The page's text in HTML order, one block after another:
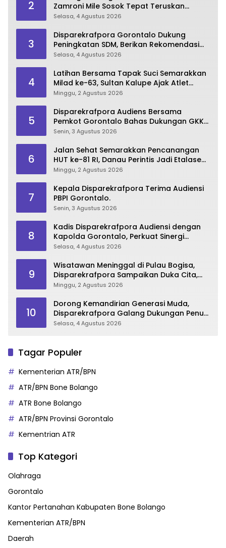
2
Zamroni Mile Sosok Tepat Teruskan
Pembangunan Bone Bolango
Selasa, 4 Agustus 2026
3
Disparekrafpora Gorontalo Dukung
Peningkatan SDM, Berikan Rekomendasi
Studi S3 bagi Pegawai
Selasa, 4 Agustus 2026
4
Latihan Bersama Tapak Suci Semarakkan
Milad ke-63, Sultan Kalupe Ajak Atlet
Lestarikan Budaya Bela Diri
Minggu, 2 Agustus 2026
5
Disparekrafpora Audiens Bersama
Pemkot Gorontalo Bahas Dukungan GKK
2026
Senin, 3 Agustus 2026
6
Jalan Sehat Semarakkan Pencanangan
HUT ke-81 RI, Danau Perintis Jadi Etalase
Wisata Gorontalo
Minggu, 2 Agustus 2026
7
Kepala Disparekrafpora Terima Audiensi
PBPI Gorontalo.
Senin, 3 Agustus 2026
8
Kadis Disparekrafpora Audiensi dengan
Kapolda Gorontalo, Perkuat Sinergi
Sukseskan Gorontalo Karnaval Karawo
Selasa, 4 Agustus 2026
9
Wisatawan Meninggal di Pulau Bogisa,
Disparekrafpora Sampaikan Duka Cita,
Imbau Utamakan Keselamatan
Minggu, 2 Agustus 2026
10
Dorong Kemandirian Generasi Muda,
Disparekrafpora Galang Dukungan Penuh
Para Aleg Deprov
Selasa, 4 Agustus 2026
Tagar Populer
Kementerian ATR/BPN
ATR/BPN Bone Bolango
ATR Bone Bolango
ATR/BPN Provinsi Gorontalo
Kementrian ATR
Top Kategori
Olahraga
Gorontalo
Kantor Pertanahan Kabupaten Bone Bolango
Kementerian ATR/BPN
Daerah